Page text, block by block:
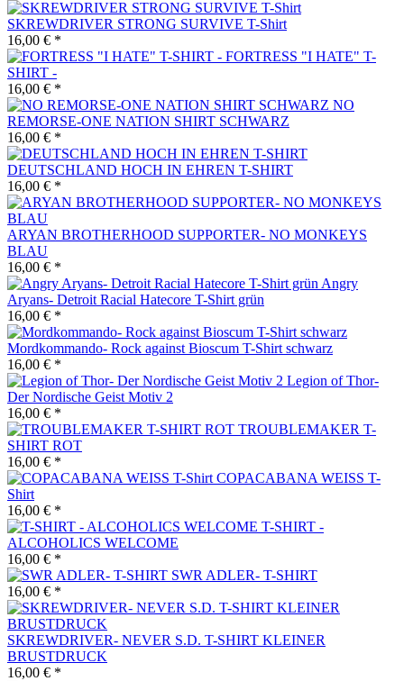
SKREWDRIVER STRONG SURVIVE T-Shirt
16,00 € *
FORTRESS "I HATE" T-
SHIRT -
16,00 € *
NO
REMORSE-ONE NATION SHIRT SCHWARZ
16,00 € *
DEUTSCHLAND HOCH IN EHREN T-SHIRT
16,00 € *
ARYAN BROTHERHOOD SUPPORTER- NO MONKEYS
BLAU
16,00 € *
Angry
Aryans- Detroit Racial Hatecore T-Shirt grün
16,00 € *
Mordkommando- Rock against Bioscum T-Shirt schwarz
16,00 € *
Legion of Thor-
Der Nordische Geist Motiv 2
16,00 € *
TROUBLEMAKER T-
SHIRT ROT
16,00 € *
COPACABANA WEISS T-
Shirt
16,00 € *
T-SHIRT -
ALCOHOLICS WELCOME
16,00 € *
SWR ADLER- T-SHIRT
16,00 € *
SKREWDRIVER- NEVER S.D. T-SHIRT KLEINER
BRUSTDRUCK
16,00 € *